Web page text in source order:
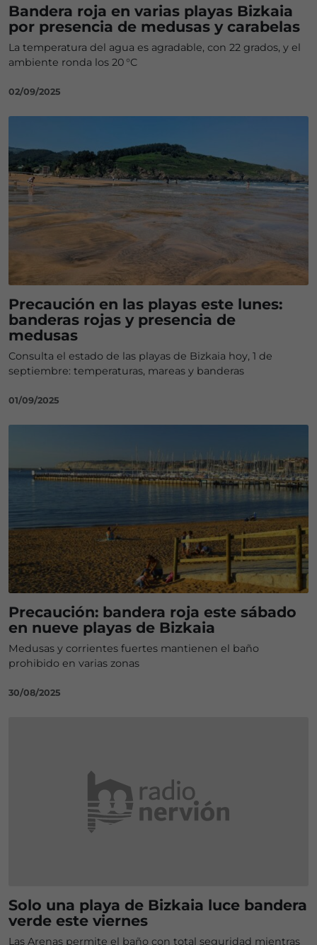
Bandera roja en varias playas Bizkaia
por presencia de medusas y carabelas
La temperatura del agua es agradable, con 22 grados, y el
ambiente ronda los 20 °C
02/09/2025
Precaución en las playas este lunes:
banderas rojas y presencia de
medusas
Consulta el estado de las playas de Bizkaia hoy, 1 de
septiembre: temperaturas, mareas y banderas
01/09/2025
Precaución: bandera roja este sábado
en nueve playas de Bizkaia
Medusas y corrientes fuertes mantienen el baño
prohibido en varias zonas
30/08/2025
Solo una playa de Bizkaia luce bandera
verde este viernes
Las Arenas permite el baño con total seguridad mientras